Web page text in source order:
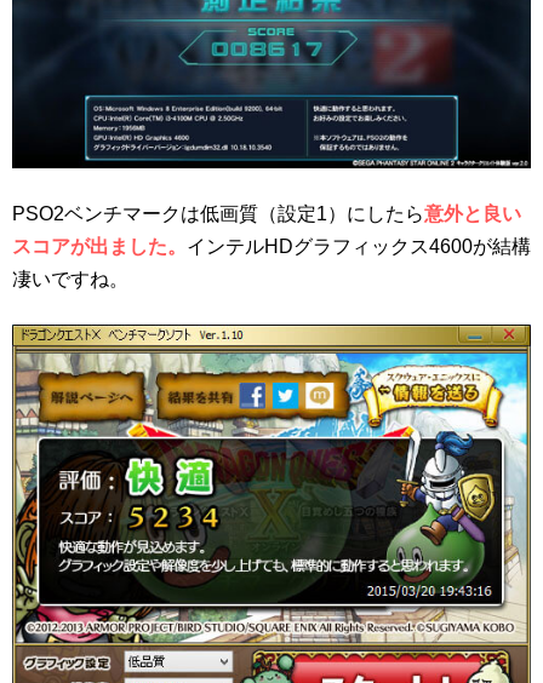
PSO2ベンチマークは低画質（設定1）にしたら意外と良い
スコアが出ました。 インテルHDグラフィックス4600が結構
凄いですね。